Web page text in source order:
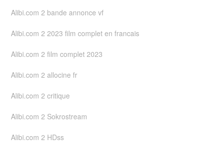
Alibi.com 2 bande annonce vf
Alibi.com 2 2023 film complet en francais
Alibi.com 2 film complet 2023
Alibi.com 2 allocine fr
Alibi.com 2 critique
Alibi.com 2 Sokrostream
Alibi.com 2 HDss